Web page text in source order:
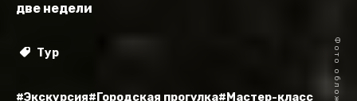
две недели
Тур
#Экскурсия#Городская прогулка#Мастер-класс